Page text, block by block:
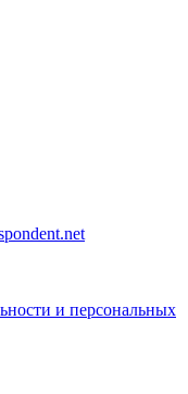
и персональных